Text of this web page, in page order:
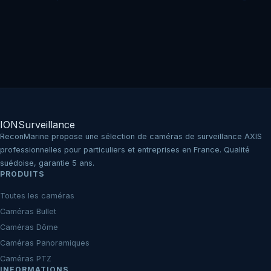
IONSurveillance
ReconMarine propose une sélection de caméras de surveillance AXIS
professionnelles pour particuliers et entreprises en France. Qualité
suédoise, garantie 5 ans.
PRODUITS
Toutes les caméras
Caméras Bullet
Caméras Dôme
Caméras Panoramiques
Caméras PTZ